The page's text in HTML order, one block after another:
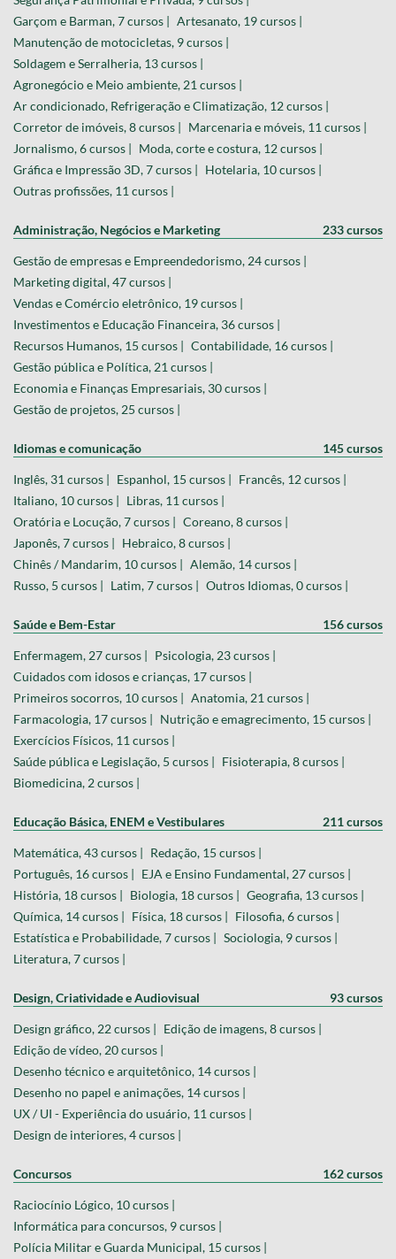
Garçom e Barman, 7 cursos | Artesanato, 19 cursos |
Manutenção de motocicletas, 9 cursos |
Soldagem e Serralheria, 13 cursos |
Agronegócio e Meio ambiente, 21 cursos |
Ar condicionado, Refrigeração e Climatização, 12 cursos |
Corretor de imóveis, 8 cursos | Marcenaria e móveis, 11 cursos |
Jornalismo, 6 cursos | Moda, corte e costura, 12 cursos |
Gráfica e Impressão 3D, 7 cursos | Hotelaria, 10 cursos |
Outras profissões, 11 cursos |
Administração, Negócios e Marketing 233 cursos
Gestão de empresas e Empreendedorismo, 24 cursos |
Marketing digital, 47 cursos |
Vendas e Comércio eletrônico, 19 cursos |
Investimentos e Educação Financeira, 36 cursos |
Recursos Humanos, 15 cursos | Contabilidade, 16 cursos |
Gestão pública e Política, 21 cursos |
Economia e Finanças Empresariais, 30 cursos |
Gestão de projetos, 25 cursos |
Idiomas e comunicação 145 cursos
Inglês, 31 cursos | Espanhol, 15 cursos | Francês, 12 cursos |
Italiano, 10 cursos | Libras, 11 cursos |
Oratória e Locução, 7 cursos | Coreano, 8 cursos |
Japonês, 7 cursos | Hebraico, 8 cursos |
Chinês / Mandarim, 10 cursos | Alemão, 14 cursos |
Russo, 5 cursos | Latim, 7 cursos | Outros Idiomas, 0 cursos |
Saúde e Bem-Estar 156 cursos
Enfermagem, 27 cursos | Psicologia, 23 cursos |
Cuidados com idosos e crianças, 17 cursos |
Primeiros socorros, 10 cursos | Anatomia, 21 cursos |
Farmacologia, 17 cursos | Nutrição e emagrecimento, 15 cursos |
Exercícios Físicos, 11 cursos |
Saúde pública e Legislação, 5 cursos | Fisioterapia, 8 cursos |
Biomedicina, 2 cursos |
Educação Básica, ENEM e Vestibulares 211 cursos
Matemática, 43 cursos | Redação, 15 cursos |
Português, 16 cursos | EJA e Ensino Fundamental, 27 cursos |
História, 18 cursos | Biologia, 18 cursos | Geografia, 13 cursos |
Química, 14 cursos | Física, 18 cursos | Filosofia, 6 cursos |
Estatística e Probabilidade, 7 cursos | Sociologia, 9 cursos |
Literatura, 7 cursos |
Design, Criatividade e Audiovisual 93 cursos
Design gráfico, 22 cursos | Edição de imagens, 8 cursos |
Edição de vídeo, 20 cursos |
Desenho técnico e arquitetônico, 14 cursos |
Desenho no papel e animações, 14 cursos |
UX / UI - Experiência do usuário, 11 cursos |
Design de interiores, 4 cursos |
Concursos 162 cursos
Raciocínio Lógico, 10 cursos |
Informática para concursos, 9 cursos |
Polícia Militar e Guarda Municipal, 15 cursos |